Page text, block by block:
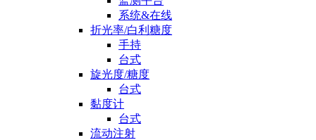
系统&在线
折光率/白利糖度
手持
台式
旋光度/糖度
台式
黏度计
台式
流动注射